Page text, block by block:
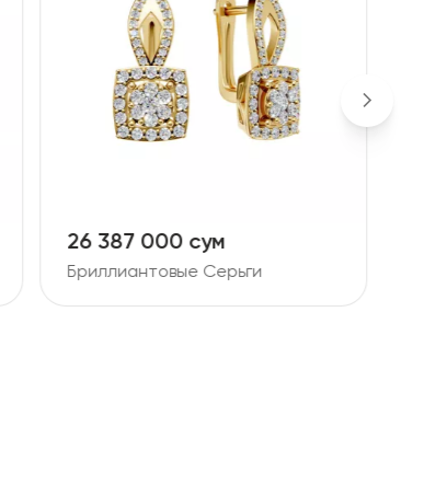
26 387 000 сум
Бриллиантовые Серьги